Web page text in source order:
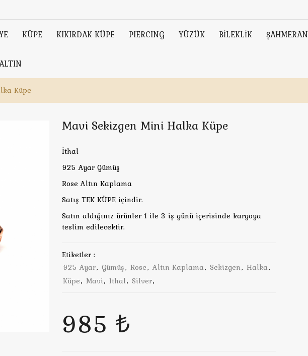
KÜPE KIKIRDAK KÜPE PIERCING YÜZÜK BİLEKLİK ŞAHMERAN
Küpe
Mavi Sekizgen Mini Halka Küpe
İthal
925 Ayar Gümüş
Rose Altın Kaplama
Satış TEK KÜPE içindir.
Satın aldığınız ürünler 1 ile 3 iş günü içerisinde kargoya
teslim edilecektir.
Etiketler :
925 Ayar, Gümüş, Rose, Altın Kaplama, Sekizgen, Halka,
Küpe, Mavi, Ithal, Silver,
985 ₺